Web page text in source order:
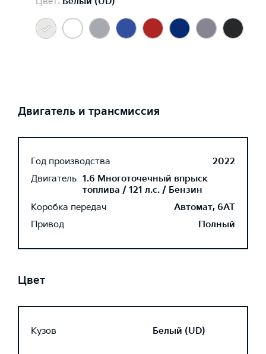
Двигатель и трансмиссия
Год производства
2022
Двигатель 1.6 Многоточечный впрыск
топлива / 121 л.с. / Бензин
Коробка передач
Автомат, 6AT
Привод
Полный
Цвет
Кузов Белый (UD)